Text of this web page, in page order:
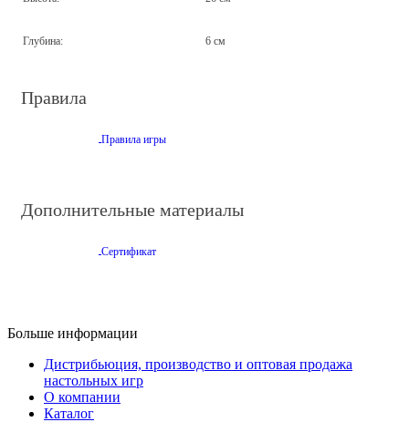
Глубина: 6 см
Правила
Правила игры
Дополнительные материалы
Сертификат
Больше информации
Дистрибьюция, производство и оптовая продажа
настольных игр
О компании
Каталог